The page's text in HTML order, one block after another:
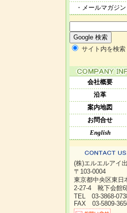
・メールマガジン
サイト内を検索
会社概要
沿革
案内地図
お問合せ
English
(株)エルエルアイ
〒103-0004
東京都中央区東日
2-27-4 靴下会館6
TEL 03-3868-
FAX 03-5809-